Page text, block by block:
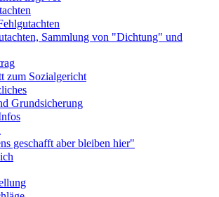
Sammlung von "Dichtung" und
Sozialgericht
Grundsicherung
geschafft aber bleiben hier"